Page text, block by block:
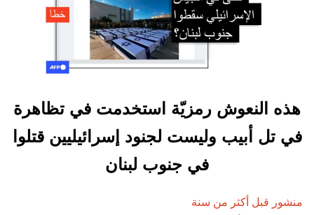
هذه النعوش رمزيّة استخدمت في تظاهرة
في تل أبيب وليست لجنود إسرائيليين قتلوا
في جنوب لبنان
منشور قبل أكثر من سنة